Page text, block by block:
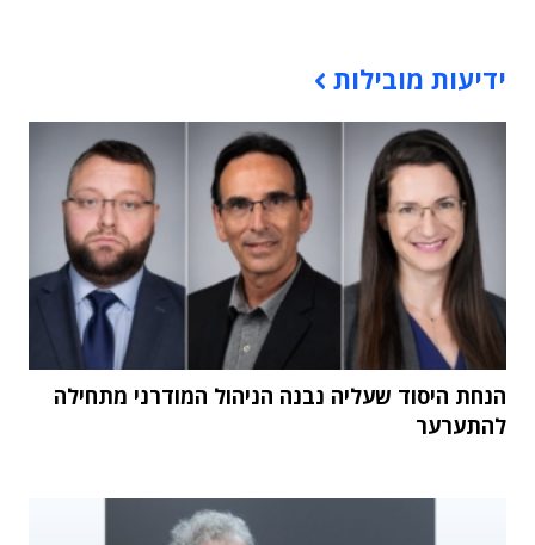
ידיעות מובילות
הנחת היסוד שעליה נבנה הניהול המודרני מתחילה
להתערער